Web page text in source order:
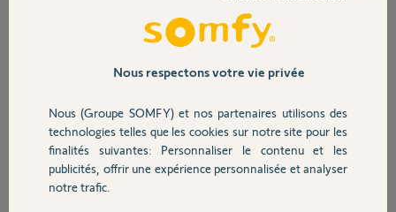
Sécurité
Domotique
Mon FAI est Orange, la box Tahoma est à côté de la live box (fibre).
Ce qui est curieux ce problème n'existe que sur le ou les scénario
Merci,
Roger D.
il y a plus de 3 ans
Participer au fil de discussion
Nous respectons votre vie privée
Nous (Groupe SOMFY) et nos partenaires utilisons des
technologies telles que les cookies sur notre site pour les
finalités suivantes: Personnaliser le contenu et les
publicités, offrir une expérience personnalisée et analyser
notre trafic.